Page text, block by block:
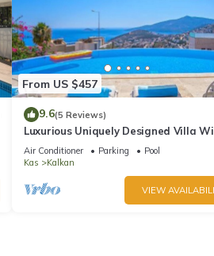
From US $457
9.6(5 Reviews)
Luxurious Uniquely Designed Villa
Private Infinity Pool and OMG views!
Air Conditioner Parking
Pool
Kas
Kalkan
VIEW